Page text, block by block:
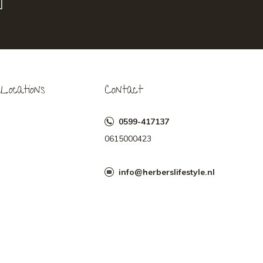
Locations Contact
0599-417137
0615000423
info@herberslifestyle.nl